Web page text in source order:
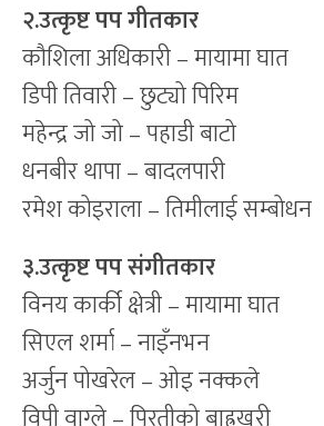
२.उत्कृष्ट पप गीतकार
कौशिला अधिकारी – मायामा घात
डिपी तिवारी – छुट्यो पिरिम
महेन्द्र जो जो – पहाडी बाटो
धनबीर थापा – बादलपारी
रमेश कोइराला – तिमीलाई सम्बोधन
३.उत्कृष्ट पप संगीतकार
विनय कार्की क्षेत्री – मायामा घात
सिएल शर्मा – नाइँनभन
अर्जुन पोखरेल – ओइ नक्कले